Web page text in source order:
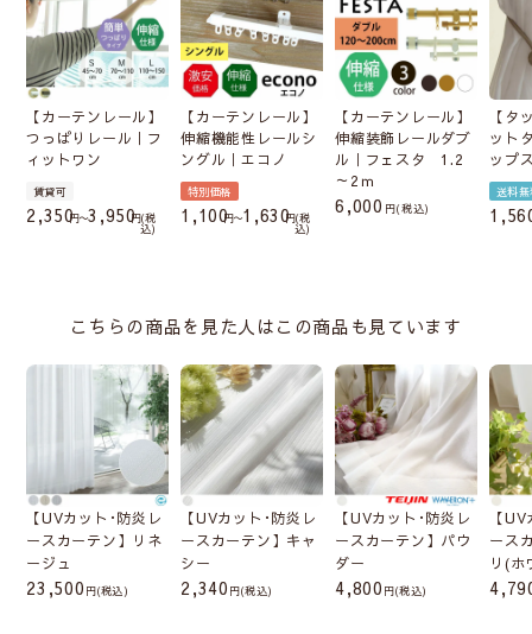
【カーテンレール】
つっぱりレール｜フ
ィットワン
賃貸可
2,350 〜3,950 税
込
【カーテンレール】
伸縮機能性レールシ
ングル｜エコノ
特別価格
1,100 〜1,630 税
込
【カーテンレール】
伸縮装飾レールダブ
ル｜フェスタ 1.2
～2ｍ
6,000 税込
【タ
ット
ップ
送料無
こちらの商品を見た人はこの商品も見ています
【UVカット･防炎レ
ースカーテン】リネ
ージュ
23,500 (税込)
【UVカット･防炎レ
ースカーテン】キャ
シー
2,340 (税込)
【UVカット･防炎レ
ースカーテン】パウ
ダー
4,800 (税込)
【
ース
リ(ホ